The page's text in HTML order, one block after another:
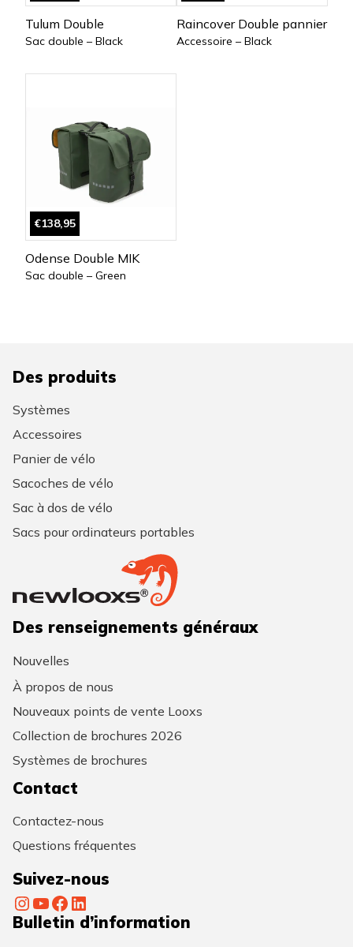
Tulum Double
Sac double – Black
Raincover Double pannier
Accessoire – Black
€138,95
Odense Double MIK
Sac double – Green
Des produits
Systèmes
Accessoires
Panier de vélo
Sacoches de vélo
Sac à dos de vélo
Sacs pour ordinateurs portables
Des renseignements généraux
Nouvelles
À propos de nous
Nouveaux points de vente Looxs
Collection de brochures 2026
Systèmes de brochures
Contact
Contactez-nous
Questions fréquentes
Suivez-nous
InstagramYouTube Facebook LinkedIn
Bulletin d’information